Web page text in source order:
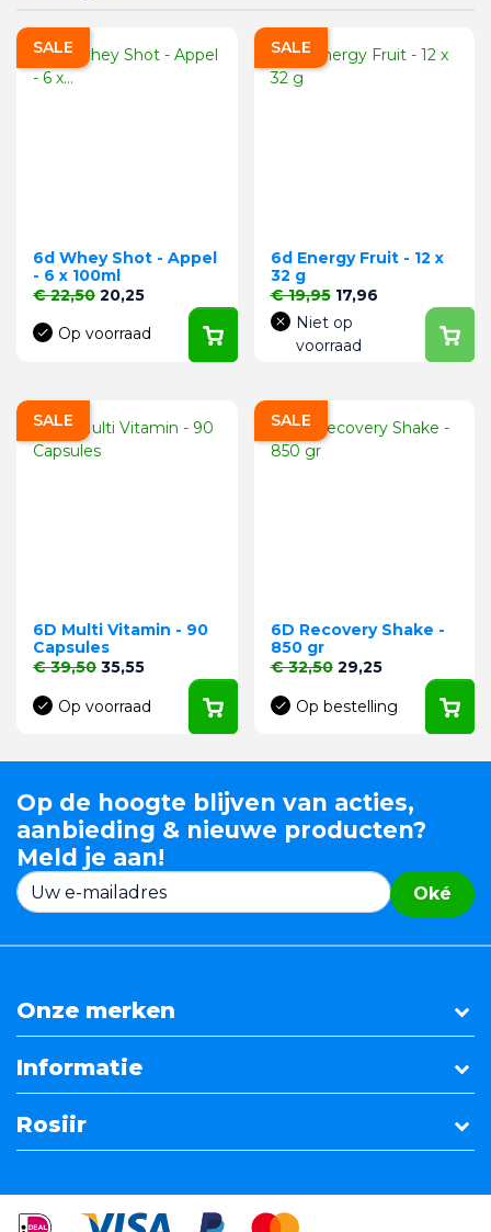
6d Whey Shot - Appel
- 6 x 100ml
Normale prijs
€ 22,50 Prijs
20,25
Op voorraad
SALE
6d Energy Fruit - 12 x
32 g
Normale prijs
€ 19,95 Prijs
17,96
Niet op
voorraad
SALE
6D Multi Vitamin - 90
Capsules
Normale prijs
€ 39,50 Prijs
35,55
Op voorraad
SALE
6D Recovery Shake -
850 gr
Normale prijs
€ 32,50 Prijs
29,25
Op bestelling
SALE
Op de hoogte blijven van acties,
aanbieding & nieuwe producten?
Meld je aan!
Oké
Onze merken
Informatie
Rosiir